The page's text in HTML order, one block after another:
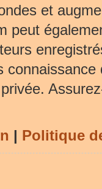
et
peut
| Politique